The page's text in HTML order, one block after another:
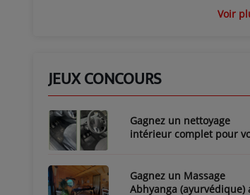
Voir
JEUX CONCOURS
Gagnez un nettoyage
intérieur complet pour
Gagnez un Massage
Abhyanga (ayurvédique)